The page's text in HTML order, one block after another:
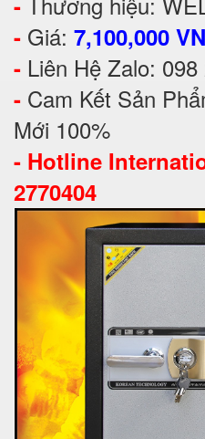
- Giá: 7,100,000
- Liên Hệ Zalo:
- Cam Kết Sản
Mới 100%
- Hotline
2770404